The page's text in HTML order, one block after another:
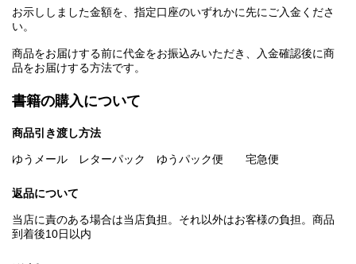
お示ししました金額を、指定口座のいずれかに先にご入金くださ
い。
商品をお届けする前に代金をお振込みいただき、入金確認後に商
品をお届けする方法です。
書籍の購入について
商品引き渡し方法
ゆうメール レターパック ゆうパック便 宅急便
返品について
当店に責のある場合は当店負担。それ以外はお客様の負担。商品
到着後10日以内